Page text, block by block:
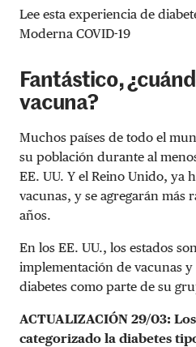
Lee esta experiencia de
Moderna COVID-19
Fantástico,
vacuna?
Muchos países de todo el
su población durante al
EE. UU. Y el Reino Unido, ya
vacunas, y se agregarán
años.
En los EE. UU., los estados
implementación de vacunas
diabetes como parte de su
ACTUALIZACIÓN 29/03:
categorizado la diabetes